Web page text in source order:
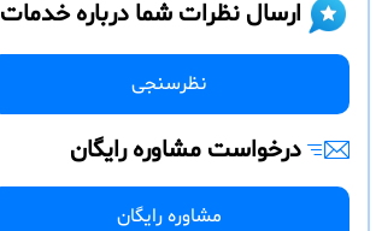
ارسال نظرات شما درباره خدمات
نظرسنجی
درخواست مشاوره رایگان
مشاوره رایگان